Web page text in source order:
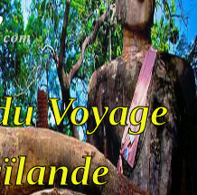
com
Voyage